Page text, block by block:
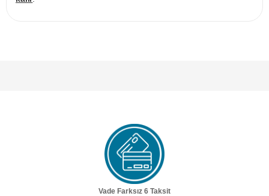
Vade Farksız 6 Taksit